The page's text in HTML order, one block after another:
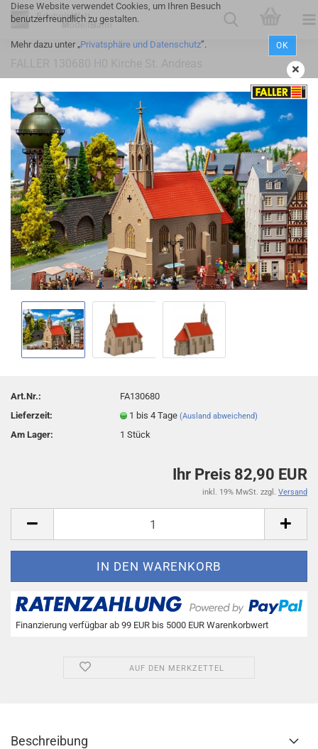
Diese Website verwendet Cookies, um Ihren Besuch
benutzerfreundlich zu gestalten.
Mehr dazu unter „Privatsphäre und Datenschutz”. OK
Art.Nr.:
FA130680
Lieferzeit:
1 bis 4 Tage(Ausland abweichend)
Am Lager: 1Stück
Ihr Preis 82,90 EUR
inkl. 19% MwSt. zzgl. Versand
Finanzierung verfügbar ab 99 EUR bis 5000 EUR Warenkorbwert
AUF DEN MERKZETTEL
Beschreibung